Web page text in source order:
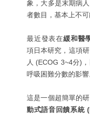
象，大多是末期病
者數目，基本上不可
最近發表在緩和醫
項日本研究，這項
人 (ECOG 3~4分)
呼吸困難分數的影響
這是一個超簡單的
動式語音回饋系統